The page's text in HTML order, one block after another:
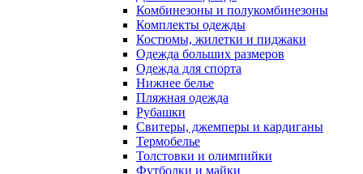
Комбинезоны и полукомбинезоны
Комплекты одежды
Костюмы, жилетки и пиджаки
Одежда больших размеров
Одежда для спорта
Нижнее белье
Пляжная одежда
Рубашки
Свитеры, джемперы и кардиганы
Термобелье
Толстовки и олимпийки
Футболки и майки